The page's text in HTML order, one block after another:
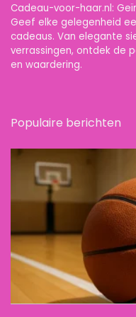
Cadeau-voor-haar.nl:
Geef elke gelegenheid
cadeaus. Van elegante
verrassingen, ontdek de
en waardering.
Populaire berichten